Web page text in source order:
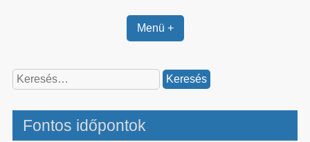
Menü +
Keresés:
Fontos időpontok